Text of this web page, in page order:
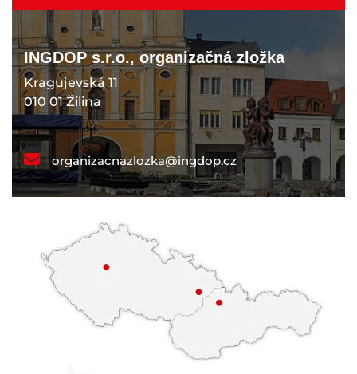
INGDOP s.r.o., organizačná zložka
Kragujevská 11
010 01 Žilina
organizacnazlozka@ingdop.cz